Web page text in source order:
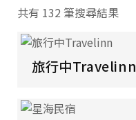
共有 132 筆搜尋結果
旅行中Travelinn